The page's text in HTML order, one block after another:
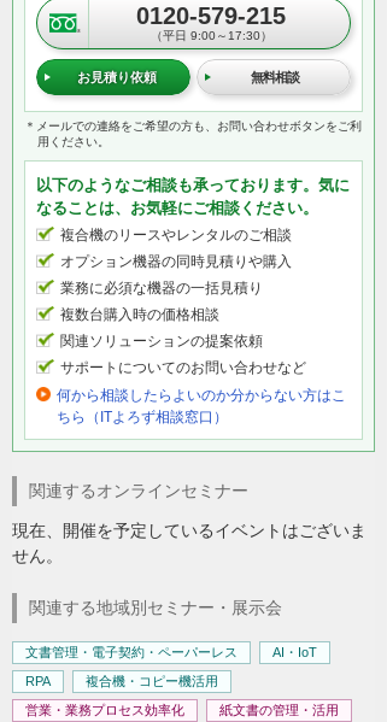
0120-579-215
（平日 9:00～17:30）
お見積り依頼 無料相談
＊メールでの連絡をご希望の方も、お問い合わせボタンをご利
用ください。
以下のようなご相談も承っております。気に
なることは、お気軽にご相談ください。
複合機のリースやレンタルのご相談
オプション機器の同時見積りや購入
業務に必須な機器の一括見積り
複数台購入時の価格相談
関連ソリューションの提案依頼
サポートについてのお問い合わせなど
何から相談したらよいのか分からない方はこ
ちら（ITよろず相談窓口）
関連するオンラインセミナー
現在、開催を予定しているイベントはございま
せん。
関連する地域別セミナー・展示会
文書管理・電子契約・ペーパーレス
AI・IoT
RPA
複合機・コピー機活用
営業・業務プロセス効率化
紙文書の管理・活用